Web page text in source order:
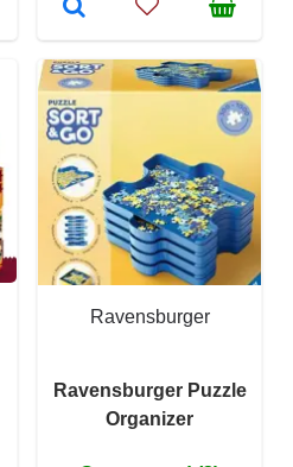
Ravensburger
Ravensburger Puzzle
Organizer